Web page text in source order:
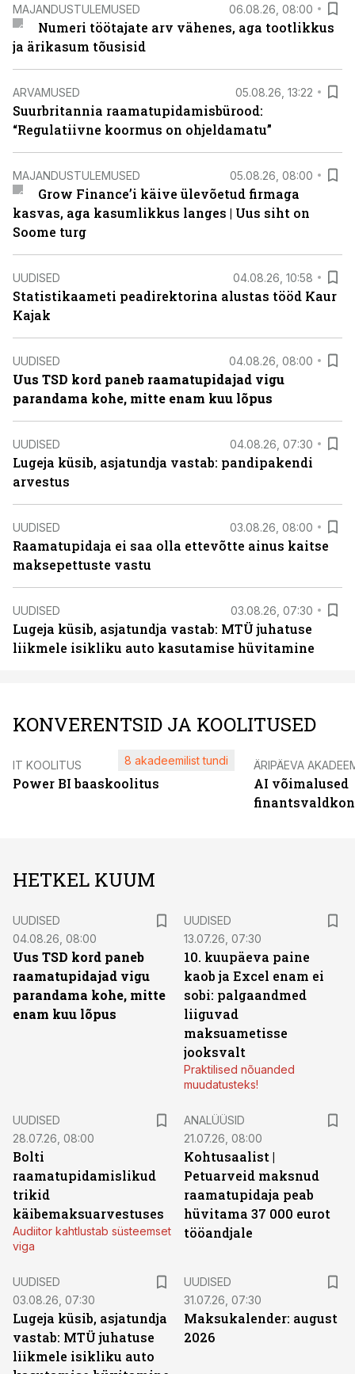
MAJANDUSTULEMUSED 06.08.26, 08:00
Numeri töötajate arv vähenes, aga tootlikkus
ja ärikasum tõusisid
ARVAMUSED 05.08.26, 13:22
Suurbritannia raamatupidamisbürood:
“Regulatiivne koormus on ohjeldamatu”
MAJANDUSTULEMUSED 05.08.26, 08:00
Grow Finance’i käive ülevõetud firmaga
kasvas, aga kasumlikkus langes | Uus siht on
Soome turg
UUDISED 04.08.26, 10:58
Statistikaameti peadirektorina alustas tööd Kaur
Kajak
UUDISED 04.08.26, 08:00
Uus TSD kord paneb raamatupidajad vigu
parandama kohe, mitte enam kuu lõpus
UUDISED 04.08.26, 07:30
Lugeja küsib, asjatundja vastab: pandipakendi
arvestus
UUDISED 03.08.26, 08:00
Raamatupidaja ei saa olla ettevõtte ainus kaitse
maksepettuste vastu
UUDISED 03.08.26, 07:30
Lugeja küsib, asjatundja vastab: MTÜ juhatuse
liikmele isikliku auto kasutamise hüvitamine
KONVERENTSID JA KOOLITUSED
IT KOOLITUS
Power BI baaskoolitus
8 akadeemilist tundi ÄRIPÄEVA
AI võimalused
HETKEL KUUM
UUDISED
04.08.26, 08:00
Uus TSD kord paneb
raamatupidajad vigu
parandama kohe, mitte
enam kuu lõpus
UUDISED
13.07.26, 07:30
10. kuupäeva paine
kaob ja Excel enam ei
sobi: palgaandmed
liiguvad
maksuametisse
jooksvalt
Praktilised nõuanded
muudatusteks!
UUDISED
28.07.26, 08:00
Bolti
raamatupidamislikud
trikid
käibemaksuarvestuses
Audiitor kahtlustab süsteemset
viga
ANALÜÜSID
21.07.26, 08:00
Kohtusaalist |
Petuarveid maksnud
raamatupidaja peab
hüvitama 37 000 eurot
tööandjale
UUDISED
03.08.26, 07:30
Lugeja küsib, asjatundja
vastab: MTÜ juhatuse
liikmele isikliku auto
UUDISED
31.07.26, 07:30
Maksukalender: august
2026